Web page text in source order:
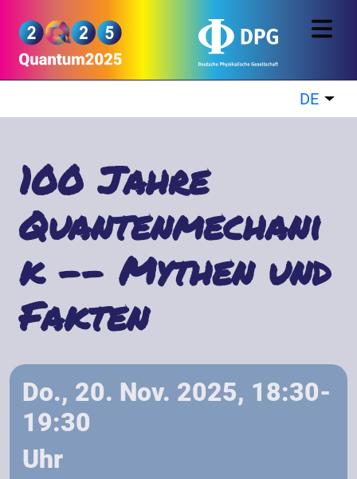
Quantum2025
DE
100 Jahre
Quantenmechani
k -- Mythen und
Fakten
Do., 20. Nov. 2025, 18:30-
19:30
Uhr